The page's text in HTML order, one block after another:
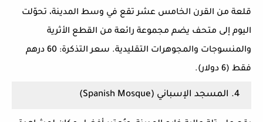
قلعة من القرن الخامس عشر تقع في وسط المدينة، تحوّلت
اليوم إلى متحف يضم مجموعة رائعة من القطع الأثرية
والمنسوجات والمجوهرات التقليدية. سعر التذكرة: 60 درهم
فقط (6 دولار).
4. المسجد الإسباني (Spanish Mosque)